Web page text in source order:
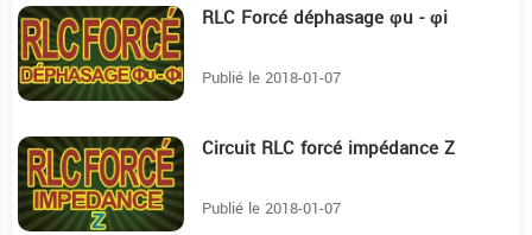
6:19 RLC Forcé déphasage φu - φi
Publié le 2018-01-07
16:55 Circuit RLC forcé impédance Z
Publié le 2018-01-07